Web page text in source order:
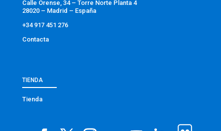
Calle Orense, 34 – Torre Norte Planta 4
28020 – Madrid – España
+34 917 451 276
Contacta
TIENDA
Tienda